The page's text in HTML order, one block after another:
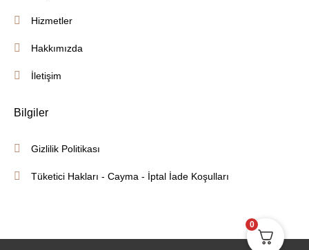
Hizmetler
Hakkımızda
İletişim
Bilgiler
Gizlilik Politikası
Tüketici Hakları - Cayma - İptal İade Koşulları
0